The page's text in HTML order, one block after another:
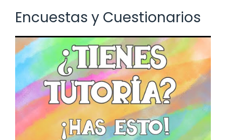
Encuestas y Cuestionarios